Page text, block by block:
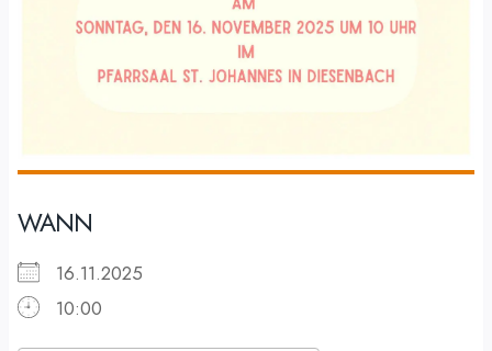
WANN
16.11.2025
10:00